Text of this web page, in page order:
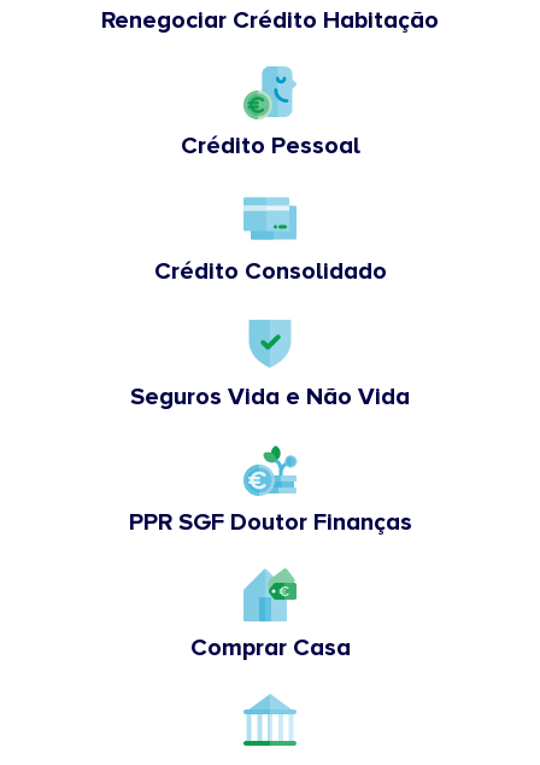
Renegociar Crédito Habitação
Crédito Pessoal
Crédito Consolidado
Seguros Vida e Não Vida
PPR SGF Doutor Finanças
Comprar Casa